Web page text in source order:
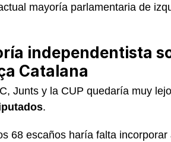
mayoría parlamentaria de
independentista
Catalana
Junts y la CUP quedaría muy
.
68 escaños haría falta